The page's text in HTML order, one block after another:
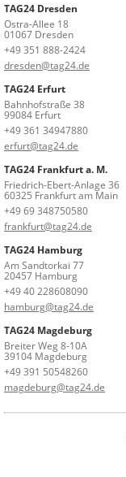
TAG24 Dresden
Ostra-Allee 18
01067 Dresden
+49 351 888-2424
dresden@tag24.de
TAG24 Erfurt
Bahnhofstraße 38
99084 Erfurt
+49 361 34947880
erfurt@tag24.de
TAG24 Frankfurt a. M.
Friedrich-Ebert-Anlage 36
60325 Frankfurt am Main
+49 69 348750580
frankfurt@tag24.de
TAG24 Hamburg
Am Sandtorkai 77
20457 Hamburg
+49 40 228608090
hamburg@tag24.de
TAG24 Magdeburg
Breiter Weg 8-10A
39104 Magdeburg
+49 391 50548260
magdeburg@tag24.de